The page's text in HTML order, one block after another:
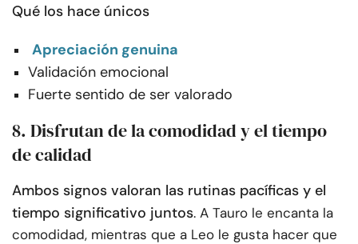
Qué los hace únicos
Apreciación genuina
Validación emocional
Fuerte sentido de ser valorado
8. Disfrutan de la comodidad y el tiempo
de calidad
Ambos signos valoran las rutinas pacíficas y el
tiempo significativo juntos. A Tauro le encanta la
comodidad, mientras que a Leo le gusta hacer que